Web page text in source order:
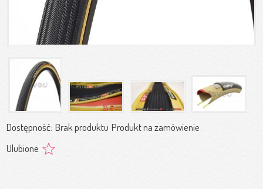
Dostępność: Brak produktu Produkt na zamówienie
Ulubione